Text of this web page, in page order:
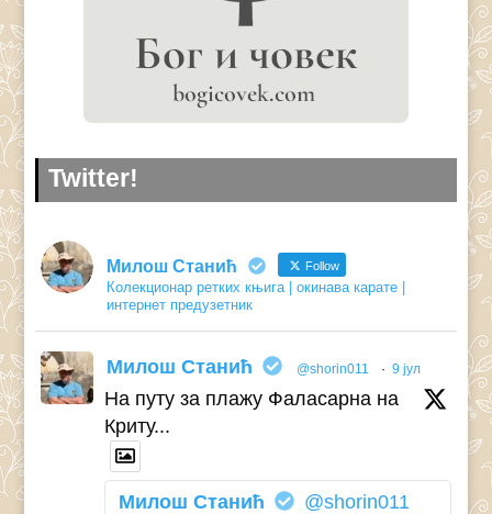
Twitter!
Милош Станић Follow
Колекционар ретких књига | окинава карате |
интернет предузетник
Милош Станић @shorin011 · 9 јул
На путу за плажу Фаласарна на
Криту...
Милош Станић
@shorin011